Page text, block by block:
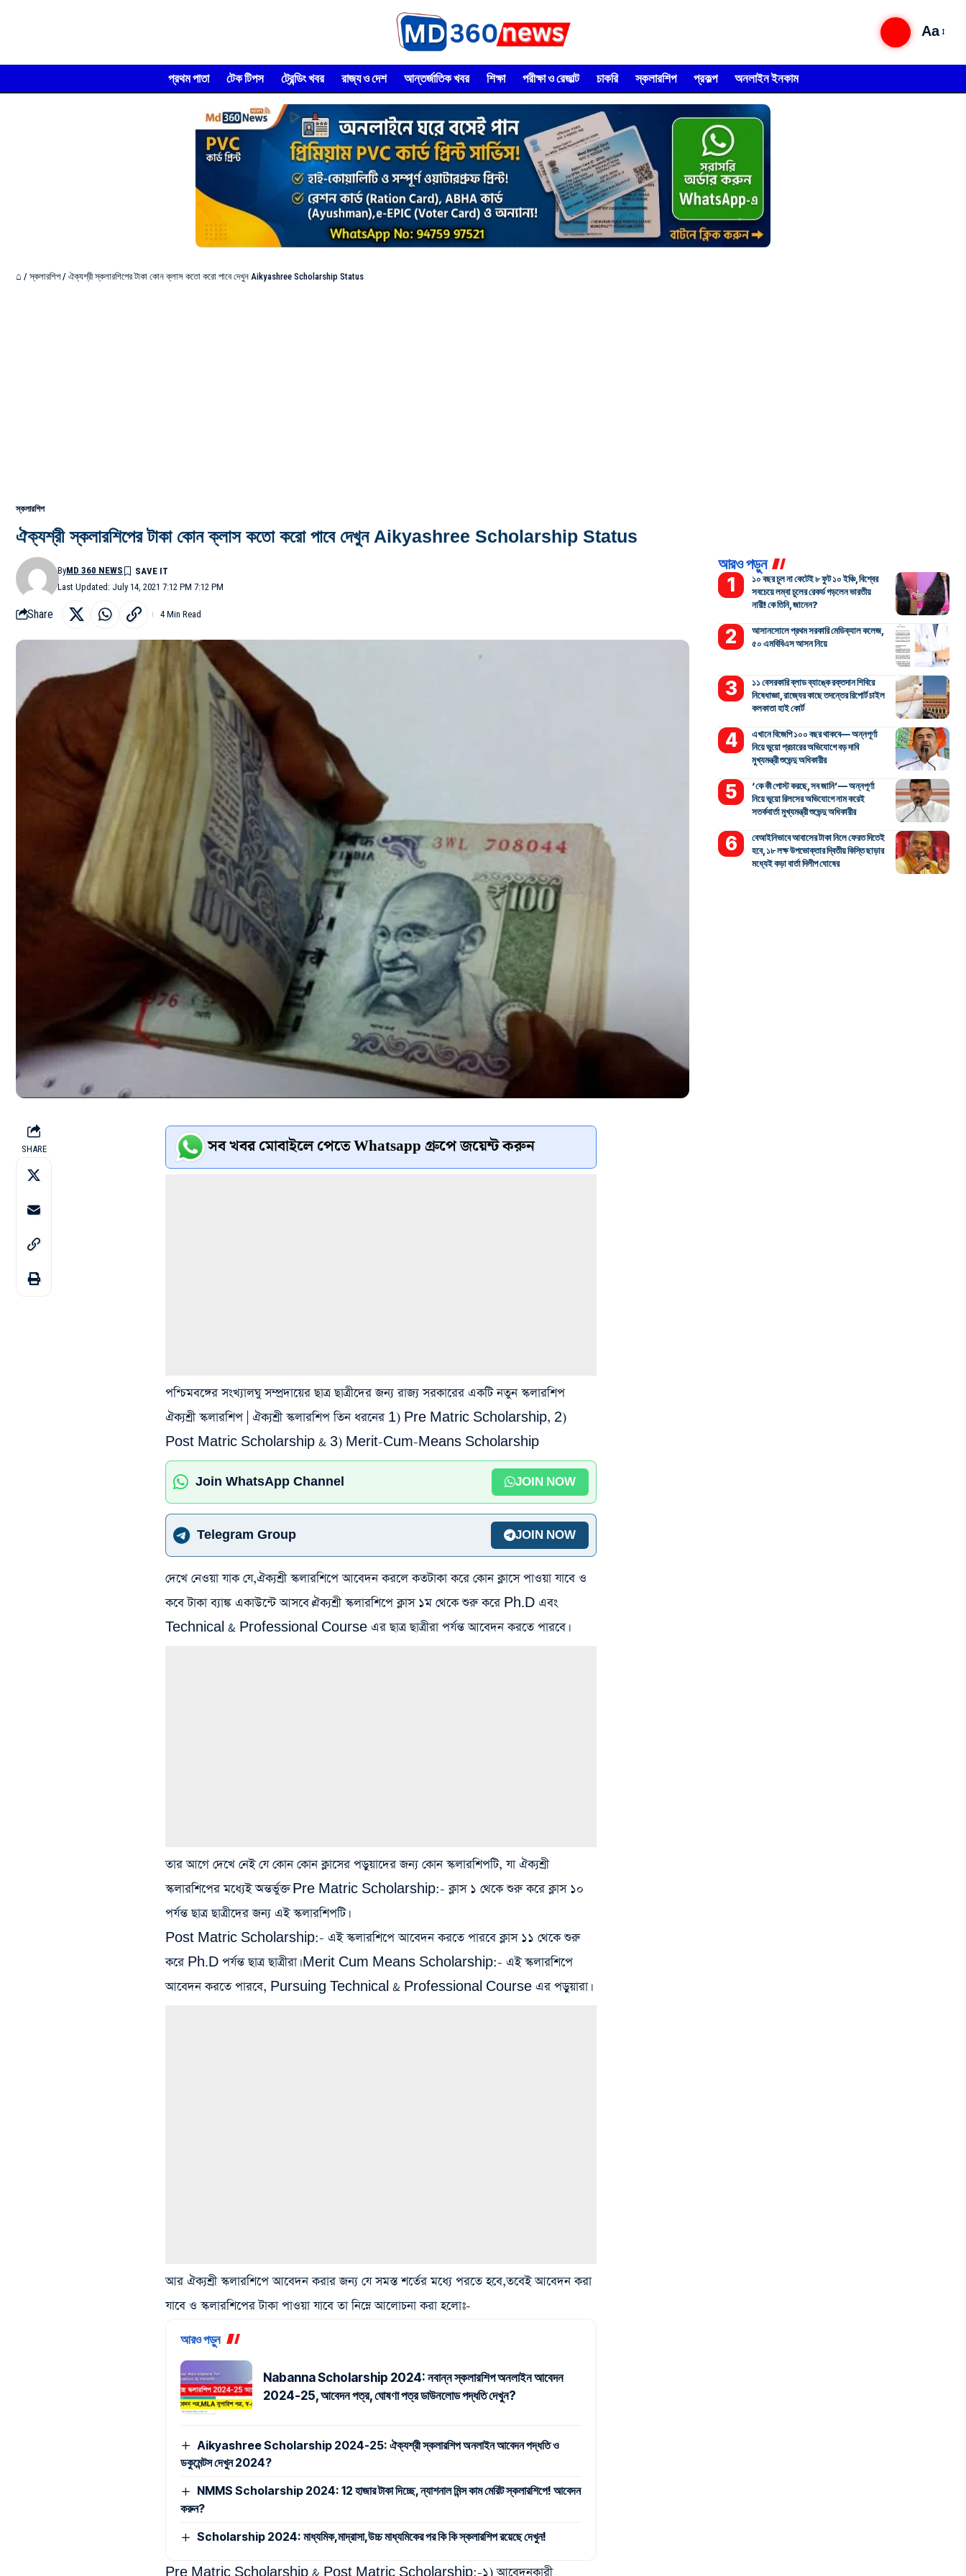
Aa
প্রথম পাতা টেক টিপস ট্রেন্ডিং খবর রাজ্য ও দেশ আন্তর্জাতিক খবর শিক্ষা পরীক্ষা ও রেজাল্ট চাকরি স্কলারশিপ প্রকল্প অনলাইন ইনকাম
⌂ /স্কলারশিপ/ ঐক্যশ্রী স্কলারশিপের টাকা কোন ক্লাস কতো করো পাবে দেখুন Aikyashree Scholarship Status
স্কলারশিপ
ঐক্যশ্রী স্কলারশিপের টাকা কোন ক্লাস কতো করো পাবে দেখুন Aikyashree Scholarship Status
Last Updated: July 14, 2021 7:12 PM 7:12 PM
ByMD 360 NEWS
Share 4 Min Read
SHARE সব খবর মোবাইলে পেতে Whatsapp গ্রুপে জয়েন্ট করুন
পশ্চিমবঙ্গের সংখ্যালঘু সম্প্রদায়ের ছাত্র ছাত্রীদের জন্য রাজ্য সরকারের একটি নতুন স্কলারশিপ
ঐক্যশ্রী স্কলারশিপ | ঐক্যশ্রী স্কলারশিপ তিন ধরনের 1) Pre Matric Scholarship, 2)
Post Matric Scholarship & 3) Merit-Cum-Means Scholarship
Join WhatsApp Channel JOIN NOW
Telegram Group JOIN NOW
দেখে নেওয়া যাক যে,ঐক্যশ্রী স্কলারশিপে আবেদন করলে কতটাকা করে কোন ক্লাসে পাওয়া যাবে ও
কবে টাকা ব্যাঙ্ক একাউন্টে আসবে।ঐক্যশ্রী স্কলারশিপে ক্লাস ১ম থেকে শুরু করে Ph.D এবং
Technical & Professional Course এর ছাত্র ছাত্রীরা পর্যন্ত আবেদন করতে পারবে।
তার আগে দেখে নেই যে কোন কোন ক্লাসের পড়ুয়াদের জন্য কোন স্কলারশিপটি, যা ঐক্যশ্রী
স্কলারশিপের মধ্যেই অন্তর্ভুক্ত।Pre Matric Scholarship:- ক্লাস ১ থেকে শুরু করে ক্লাস ১০
পর্যন্ত ছাত্র ছাত্রীদের জন্য এই স্কলারশিপটি।
Post Matric Scholarship:- এই স্কলারশিপে আবেদন করতে পারবে ক্লাস ১১ থেকে শুরু
করে Ph.D পর্যন্ত ছাত্র ছাত্রীরা। Merit Cum Means Scholarship:- এই স্কলারশিপে
আবেদন করতে পারবে, Pursuing Technical & Professional Course এর পড়ুয়ারা।
আর ঐক্যশ্রী স্কলারশিপে আবেদন করার জন্য যে সমস্ত শর্তের মধ্যে পরতে হবে,তবেই আবেদন করা
যাবে ও স্কলারশিপের টাকা পাওয়া যাবে তা নিম্নে আলোচনা করা হলোঃ-
আরও পড়ুন
Nabanna Scholarship 2024: নবান্ন স্কলারশিপ অনলাইন আবেদন
2024-25, আবেদন পত্র, ঘোষণা পত্র ডাউনলোড পদ্ধতি দেখুন?
Aikyashree Scholarship 2024-25: ঐক্যশ্রী স্কলারশিপ অনলাইন আবেদন পদ্ধতি ও
ডকুমেন্টস দেখুন 2024?
NMMS Scholarship 2024: 12 হাজার টাকা দিচ্ছে, ন্যাশনাল মিন্স কাম মেরিট স্কলারশিপে! আবেদন
করুন?
Scholarship 2024: মাধ্যমিক,মাদ্রাসা,উচ্চ মাধ্যমিকের পর কি কি স্কলারশিপ রয়েছে দেখুন!
Pre Matric Scholarship & Post Matric Scholarship:-১) আবেদনকারী
আরও পড়ুন
১০ বছর চুল না কেটেই ৮ ফুট ১০ ইঞ্চি, বিশ্বের
সবচেয়ে লম্বা চুলের রেকর্ড গড়লেন ভারতীয়
নারী! কে তিনি, জানেন?
আসানসোলে প্রথম সরকারি মেডিক্যাল কলেজ,
৫০ এমবিবিএস আসন নিয়ে
১১ বেসরকারি ব্লাড ব্যাঙ্কে রক্তদান শিবিরে
নিষেধাজ্ঞা, রাজ্যের কাছে তদন্তের রিপোর্ট চাইল
কলকাতা হাই কোর্ট
এখানে বিজেপি ১০০ বছর থাকবে— অন্নপূর্ণা
নিয়ে ভুয়ো প্রচারের অভিযোগে বড় দাবি
মুখ্যমন্ত্রী শুভেন্দু অধিকারীর
‘কে কী পোস্ট করছে, সব জানি’— অন্নপূর্ণা
নিয়ে ভুয়ো রিলসের অভিযোগে নাম করেই
সতর্কবার্তা মুখ্যমন্ত্রী শুভেন্দু অধিকারীর
বেআইনিভাবে আবাসের টাকা নিলে ফেরত দিতেই
হবে, ১৮ লক্ষ উপভোক্তার দ্বিতীয় কিস্তি ছাড়ার
মধ্যেই কড়া বার্তা দিলীপ ঘোষের